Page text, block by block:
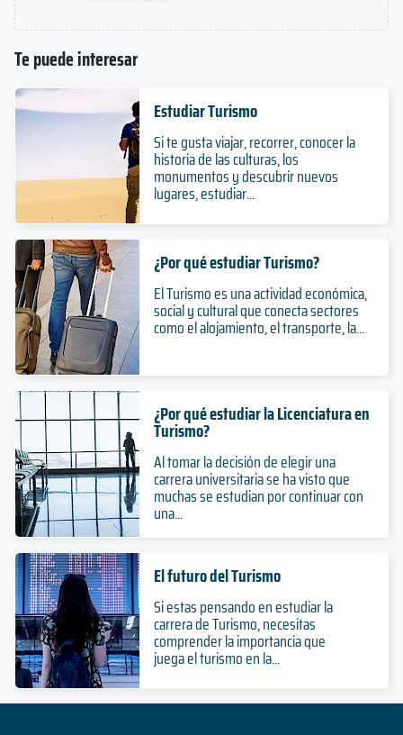
Te puede interesar
Estudiar Turismo
Si te gusta viajar, recorrer, conocer la
historia de las culturas, los
monumentos y descubrir nuevos
lugares, estudiar...
¿Por qué estudiar Turismo?
El Turismo es una actividad económica,
social y cultural que conecta sectores
como el alojamiento, el transporte, la...
¿Por qué estudiar la Licenciatura en
Turismo?
Al tomar la decisión de elegir una
carrera universitaria se ha visto que
muchas se estudian por continuar con
una...
El futuro del Turismo
Si estas pensando en estudiar la
carrera de Turismo, necesitas
comprender la importancia que
juega el turismo en la...